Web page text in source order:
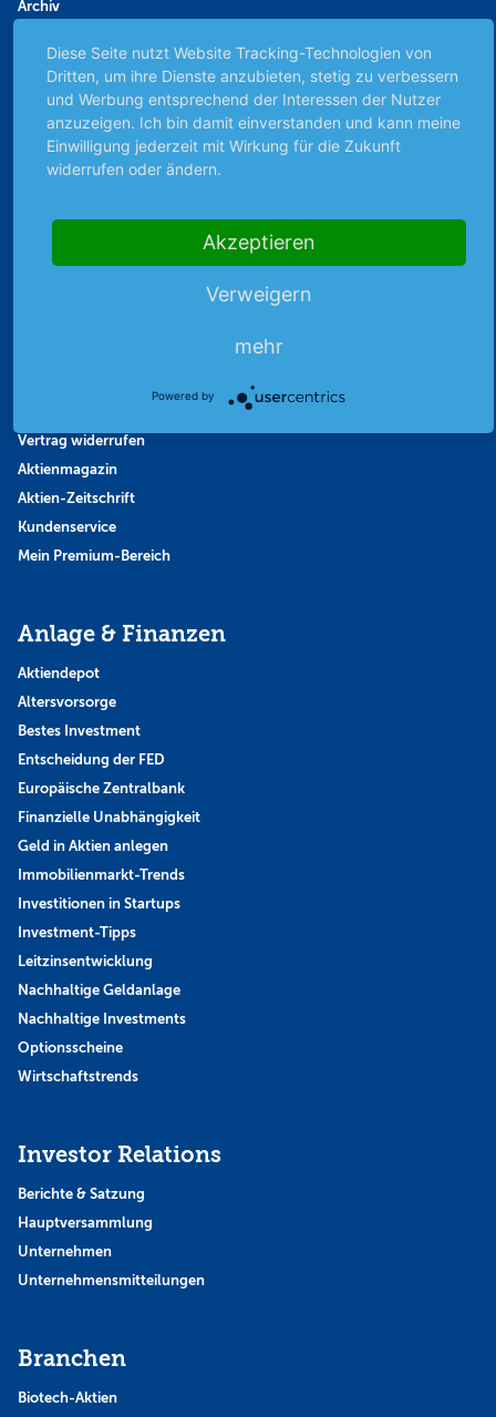
Archiv
Börsengerüchte
Börsengespräche
Börsennews
Favoriten
Finanzpodcast
Themen & Börse
Vertrag widerrufen
Aktienmagazin
Aktien-Zeitschrift
Kundenservice
Mein Premium-Bereich
Anlage & Finanzen
Aktiendepot
Altersvorsorge
Bestes Investment
Entscheidung der FED
Europäische Zentralbank
Finanzielle Unabhängigkeit
Geld in Aktien anlegen
Immobilienmarkt-Trends
Investitionen in Startups
Investment-Tipps
Leitzinsentwicklung
Nachhaltige Geldanlage
Nachhaltige Investments
Optionsscheine
Wirtschaftstrends
Investor Relations
Berichte & Satzung
Hauptversammlung
Unternehmen
Unternehmensmitteilungen
Branchen
Biotech-Aktien
Diese Seite nutzt Website Tracking-Technologien von
Dritten, um ihre Dienste anzubieten, stetig zu verbessern
und Werbung entsprechend der Interessen der Nutzer
anzuzeigen. Ich bin damit einverstanden und kann meine
Einwilligung jederzeit mit Wirkung für die Zukunft
widerrufen oder ändern.
Akzeptieren
Verweigern
mehr
Powered by